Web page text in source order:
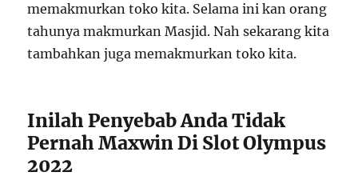
memakmurkan toko kita. Selama ini kan orang
tahunya makmurkan Masjid. Nah sekarang kita
tambahkan juga memakmurkan toko kita.
Inilah Penyebab Anda Tidak
Pernah Maxwin Di Slot Olympus
2022